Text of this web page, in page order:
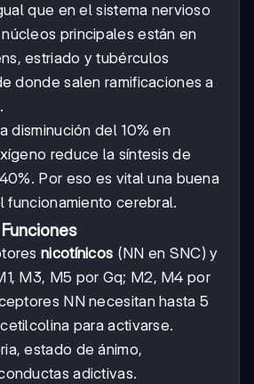
que en el sistema nervioso
principales están en
estriado y tubérculos
donde salen ramificaciones a
disminución del 10% en
reduce la síntesis de
Por eso es vital una buena
funcionamiento cerebral.
nicotínicos (NN en SNC) y
M3, M5 por Gq; M2, M4 por
NN necesitan hasta 5
para activarse.
estado de ánimo,
adictivas.